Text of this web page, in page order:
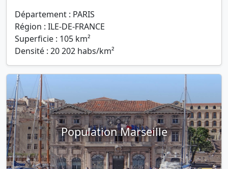
Département : PARIS
Région : ILE-DE-FRANCE
Superficie : 105 km²
Densité : 20 202 habs/km²
Population Marseille